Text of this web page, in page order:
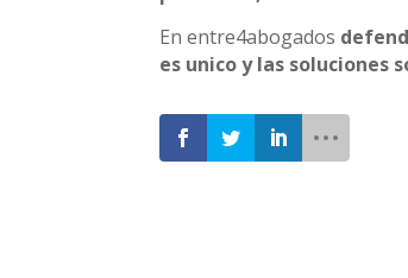
En entre4abogados
es unico y las soluciones